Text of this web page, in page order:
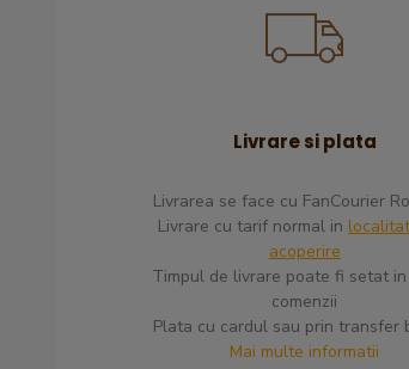
Livrare si plata
Livrarea se face cu FanCourier
Livrare cu tarif normal in
acoperire
​Timpul de livrare poate fi setat
comenzii
Plata cu cardul sau prin transfer
Mai multe informatii
Am adunat bomboanele din
Am
mama mea